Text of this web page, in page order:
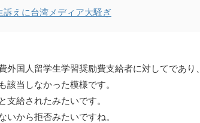
訴えに台湾メディア大騒ぎ
国人留学生学習奨励費支給者に対してであり、
当しなかった模様です。
給されたみたいです。
から拒否みたいですね。